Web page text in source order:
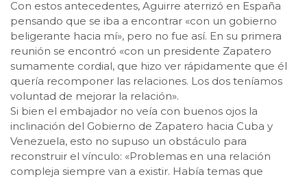
Con estos antecedentes, Aguirre aterrizó en España
pensando que se iba a encontrar «con un gobierno
beligerante hacia mí», pero no fue así. En su primera
reunión se encontró «con un presidente Zapatero
sumamente cordial, que hizo ver rápidamente que él
quería recomponer las relaciones. Los dos teníamos
voluntad de mejorar la relación».
Si bien el embajador no veía con buenos ojos la
inclinación del Gobierno de Zapatero hacia Cuba y
Venezuela, esto no supuso un obstáculo para
reconstruir el vínculo: «Problemas en una relación
compleja siempre van a existir. Había temas que